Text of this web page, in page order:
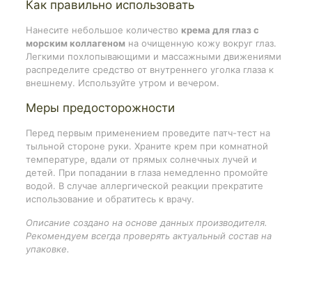
Как правильно использовать
Нанесите небольшое количество крема для глаз с
морским коллагеномна очищенную кожу вокруг глаз.
Легкими похлопывающими и массажными движениями
распределите средство от внутреннего уголка глаза к
внешнему. Используйте утром и вечером.
Меры предосторожности
Перед первым применением проведите патч-тест на
тыльной стороне руки. Храните крем при комнатной
температуре, вдали от прямых солнечных лучей и
детей. При попадании в глаза немедленно промойте
водой. В случае аллергической реакции прекратите
использование и обратитесь к врачу.
Описание создано на основе данных производителя.
Рекомендуем всегда проверять актуальный состав на
упаковке.